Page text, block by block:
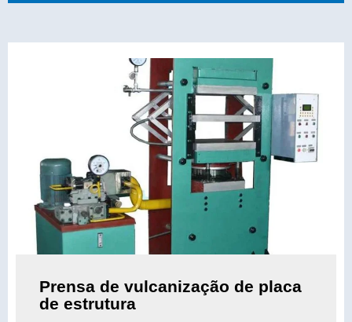
Prensa de vulcanização de placa
de estrutura